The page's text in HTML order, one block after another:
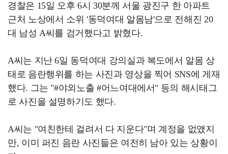
경찰은 15일 오후 6시 30분께 서울 광진구 한 아파트
근처 노상에서 소위 '동덕여대 알몸남'으로 전해진 20
대 남성 A씨를 검거했다고 밝혔다.
A씨는 지난 6일 동덕여대 강의실과 복도에서 알몸 상
태로 음란행위를 하는 사진과 영상을 찍어 SNS에 게재
했다. 그는 "#야외노출 #어느여대에서" 등의 해시태그
로 사진을 설명하기도 했다.
A씨는 "여친한테 걸려서 다 지운다"며 계정을 없앴지
만, 이미 퍼진 음란 사진들은 여전히 남아 있는 상황이